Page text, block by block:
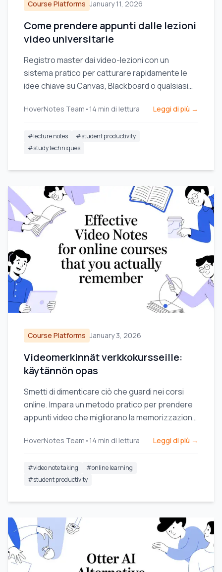
Course Platforms January 11, 2026
Come prendere appunti dalle lezioni
video universitarie
Registro master dai video-lezioni con un
sistema pratico per catturare rapidamente le
idee chiave su Canvas, Blackboard o qualsiasi
HoverNotes Team • 14 min di lettura Leggi di più →
#lecture notes #student productivity
#study techniques
Course Platforms January 3, 2026
Videomerkinnät verkkokursseille:
käytännön opas
Smetti di dimenticare ciò che guardi nei corsi
online. Impara un metodo pratico per prendere
appunti video che migliorano la memorizzazione
HoverNotes Team • 14 min di lettura Leggi di più →
#video note taking #online learning
#student productivity